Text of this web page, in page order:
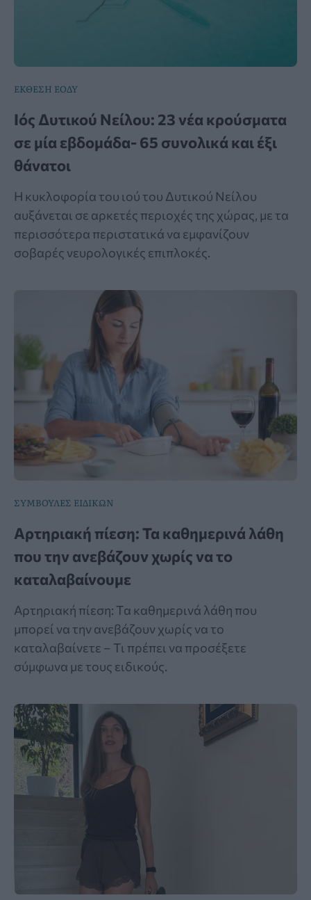
ΕΚΘΕΣΗ ΕΟΔΥ
Ιός Δυτικού Νείλου: 23 νέα κρούσματα
σε μία εβδομάδα- 65 συνολικά και έξι
θάνατοι
Η κυκλοφορία του ιού του Δυτικού Νείλου
αυξάνεται σε αρκετές περιοχές της χώρας, με τα
περισσότερα περιστατικά να εμφανίζουν
σοβαρές νευρολογικές επιπλοκές.
ΣΥΜΒΟΥΛΕΣ ΕΙΔΙΚΩΝ
Αρτηριακή πίεση: Τα καθημερινά λάθη
που την ανεβάζουν χωρίς να το
καταλαβαίνουμε
Αρτηριακή πίεση: Τα καθημερινά λάθη που
μπορεί να την ανεβάζουν χωρίς να το
καταλαβαίνετε – Τι πρέπει να προσέξετε
σύμφωνα με τους ειδικούς.